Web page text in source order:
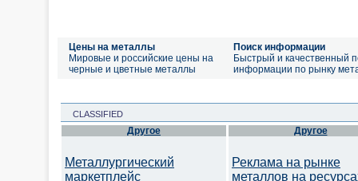
Цены на металлы
Мировые и российские цены на
черные и цветные металлы
Поиск информации
Быстрый и качественный
информации по рынку
CLASSIFIED
Другое
Металлургический
маркетплейс
Другое
Реклама на рынке
металлов на